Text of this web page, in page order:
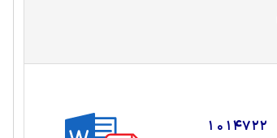
1014722